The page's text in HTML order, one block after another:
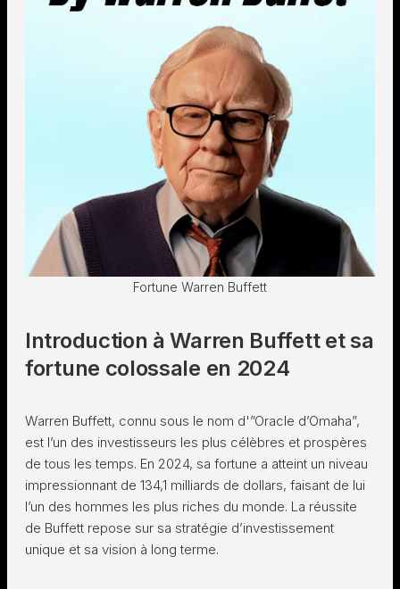
Fortune Warren Buffett
Introduction à Warren Buffett et sa
fortune colossale en 2024
Warren Buffett, connu sous le nom d'”Oracle d’Omaha”,
est l’un des investisseurs les plus célèbres et prospères
de tous les temps. En 2024, sa fortune a atteint un niveau
impressionnant de 134,1 milliards de dollars, faisant de lui
l’un des hommes les plus riches du monde. La réussite
de Buffett repose sur sa stratégie d’investissement
unique et sa vision à long terme.